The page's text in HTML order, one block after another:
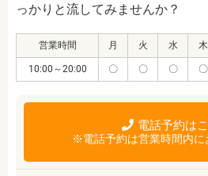
っかりと流してみませんか？
営業時間 月 火 水 木
10:00～20:00 〇 〇 〇 〇
電話予約は
※電話予約は営業時間内に